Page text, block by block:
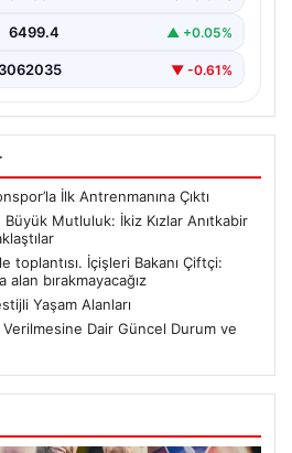
6499.4 ▲ +0.05%
3062035 ▼ -0.61%
İlk Antrenmanına Çıktı
Büyük Mutluluk: İkiz Kızlar Anıtkabir
toplantısı. İçişleri Bakanı Çiftçi:
alan bırakmayacağız
Yaşam Alanları
Verilmesine Dair Güncel Durum ve